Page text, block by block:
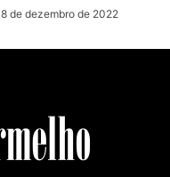
8 de dezembro de 2022